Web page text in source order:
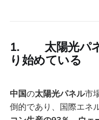
1. 太陽光パネ
り始めている
中国の太陽光パネル市
倒的であり、国際エネ